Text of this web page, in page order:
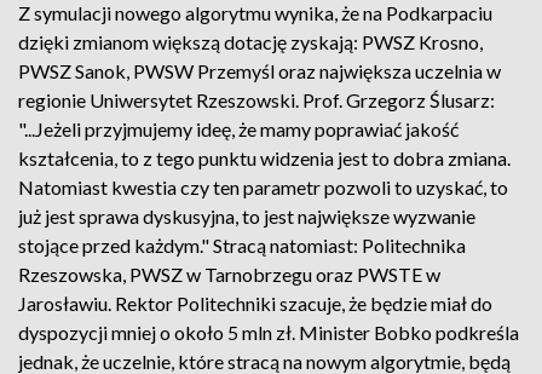
Z symulacji nowego algorytmu wynika, że na Podkarpaciu
dzięki zmianom większą dotację zyskają: PWSZ Krosno,
PWSZ Sanok, PWSW Przemyśl oraz największa uczelnia w
regionie Uniwersytet Rzeszowski. Prof. Grzegorz Ślusarz:
"...Jeżeli przyjmujemy ideę, że mamy poprawiać jakość
kształcenia, to z tego punktu widzenia jest to dobra zmiana.
Natomiast kwestia czy ten parametr pozwoli to uzyskać, to
już jest sprawa dyskusyjna, to jest największe wyzwanie
stojące przed każdym." Stracą natomiast: Politechnika
Rzeszowska, PWSZ w Tarnobrzegu oraz PWSTE w
Jarosławiu. Rektor Politechniki szacuje, że będzie miał do
dyspozycji mniej o około 5 mln zł. Minister Bobko podkreśla
jednak, że uczelnie, które stracą na nowym algorytmie, będą